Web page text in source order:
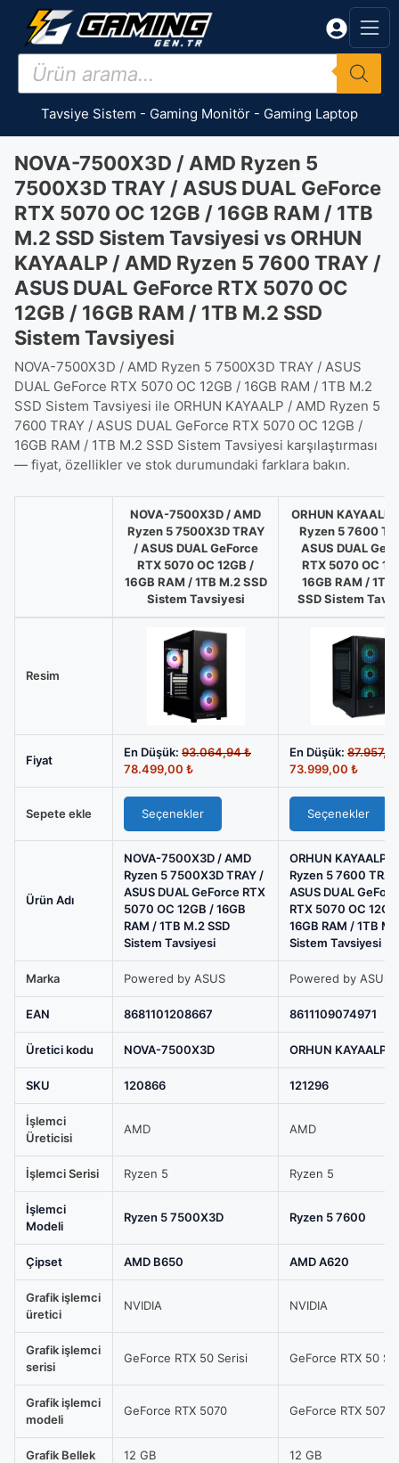
İçeriğe
Products
search
Tavsiye Sistem - Gaming Monitör - Gaming Laptop
NOVA-7500X3D / AMD Ryzen 5
7500X3D TRAY / ASUS DUAL GeForce
RTX 5070 OC 12GB / 16GB RAM / 1TB
M.2 SSD Sistem Tavsiyesi vs ORHUN
KAYAALP / AMD Ryzen 5 7600 TRAY /
ASUS DUAL GeForce RTX 5070 OC
12GB / 16GB RAM / 1TB M.2 SSD
Sistem Tavsiyesi
NOVA-7500X3D / AMD Ryzen 5 7500X3D TRAY / ASUS
DUAL GeForce RTX 5070 OC 12GB / 16GB RAM / 1TB M.2
SSD Sistem Tavsiyesi ile ORHUN KAYAALP / AMD Ryzen 5
7600 TRAY / ASUS DUAL GeForce RTX 5070 OC 12GB /
16GB RAM / 1TB M.2 SSD Sistem Tavsiyesi karşılaştırması
— fiyat, özellikler ve stok durumundaki farklara bakın.
5
7500X3D
TRAY
RTX
12GB
16GB
RAM
1TB
M.2
SSD
Sistem
Tavsiyesi,
ORHUN
KAYAALP
AMD
Ryzen
7600
ASUS
DUAL
GeForce
RTX
NOVA-7500X3D / AMD
Ryzen 5 7500X3D TRAY
/ ASUS DUAL GeForce
RTX 5070 OC 12GB /
16GB RAM / 1TB M.2 SSD
Sistem Tavsiyesi
ORHUN KAYAALP
Ryzen 5 7600
ASUS DUAL
RTX 5070 OC
16GB RAM / 1TB
SSD Sistem
Resim
Fiyat
En Düşük: 93.064,94₺Orijinal
93.064,94 ₺.
78.499,00 ₺Şu
andaki
fiyat:
78.499,00 ₺.
En Düşük:
73.999,00 ₺Şu
andaki
fiyat:
Sepete ekle Seçenekler Seçenekler
Ürün Adı
NOVA-7500X3D / AMD
Ryzen 5 7500X3D TRAY /
ASUS DUAL GeForce RTX
5070 OC 12GB / 16GB
RAM / 1TB M.2 SSD
Sistem Tavsiyesi
ORHUN KAYAALP /
Ryzen 5 7600
ASUS DUAL
RTX 5070 OC
16GB RAM / 1TB
Sistem Tavsiyesi
Marka Powered by ASUS Powered by ASUS
EAN 8681101208667 8611109074971
Üretici kodu NOVA-7500X3D ORHUN KAYAALP
SKU 120866 121296
İşlemci
Üreticisi
AMD AMD
İşlemci Serisi Ryzen 5 Ryzen 5
İşlemci
Modeli
Ryzen 5 7500X3D Ryzen 5 7600
Çipset AMD B650 AMD A620
Grafik işlemci
üretici
NVIDIA NVIDIA
Grafik işlemci
serisi
GeForce RTX 50 Serisi GeForce RTX 50
Grafik işlemci
modeli
GeForce RTX 5070 GeForce RTX 5070
Grafik Bellek 12 GB 12 GB